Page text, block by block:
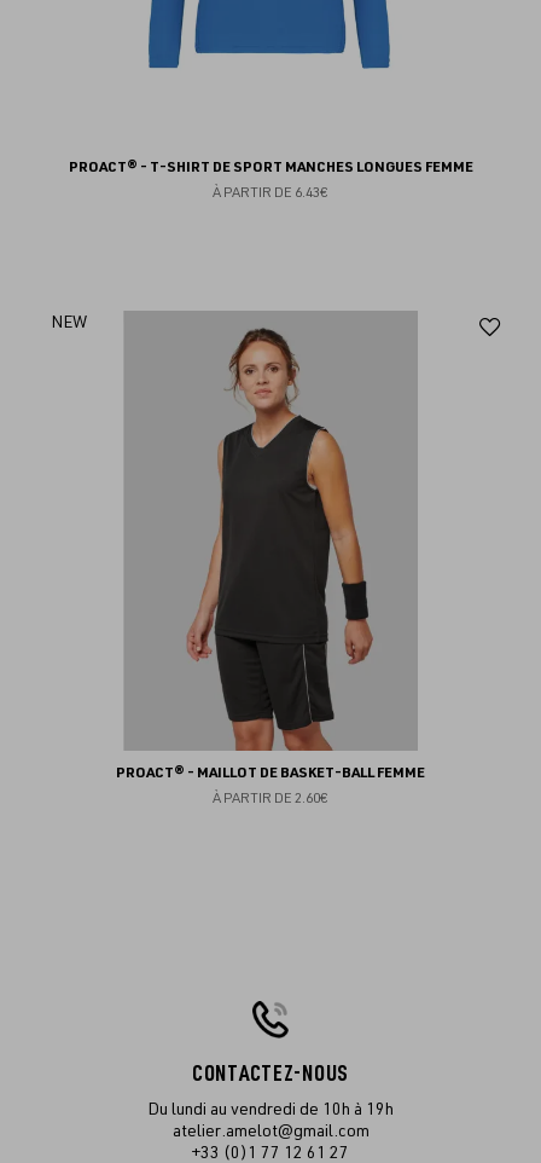
PROACT® - T-SHIRT DE SPORT MANCHES LONGUES FEMME
À PARTIR DE 6.43€
NEW
PROACT® - MAILLOT DE BASKET-BALL FEMME
À PARTIR DE 2.60€
CONTACTEZ-NOUS
Du lundi au vendredi de 10h à 19h
atelier.amelot@gmail.com
+33 (0)1 77 12 61 27